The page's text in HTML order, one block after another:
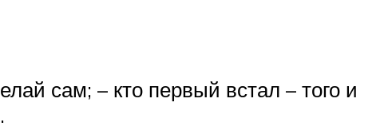
сам; – кто первый встал – того и